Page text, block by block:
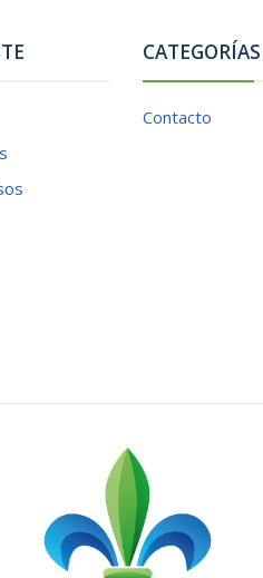
Contacto